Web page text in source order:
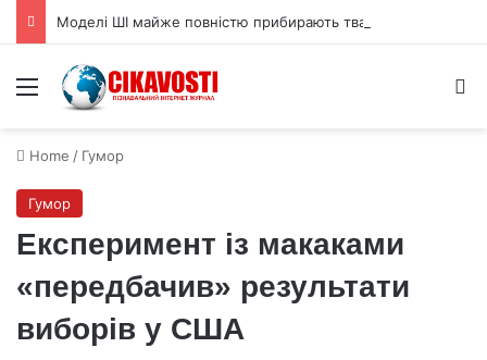
Menu
Home / Гумор
Гумор
Експеримент із макаками
«передбачив» результати
виборів у США